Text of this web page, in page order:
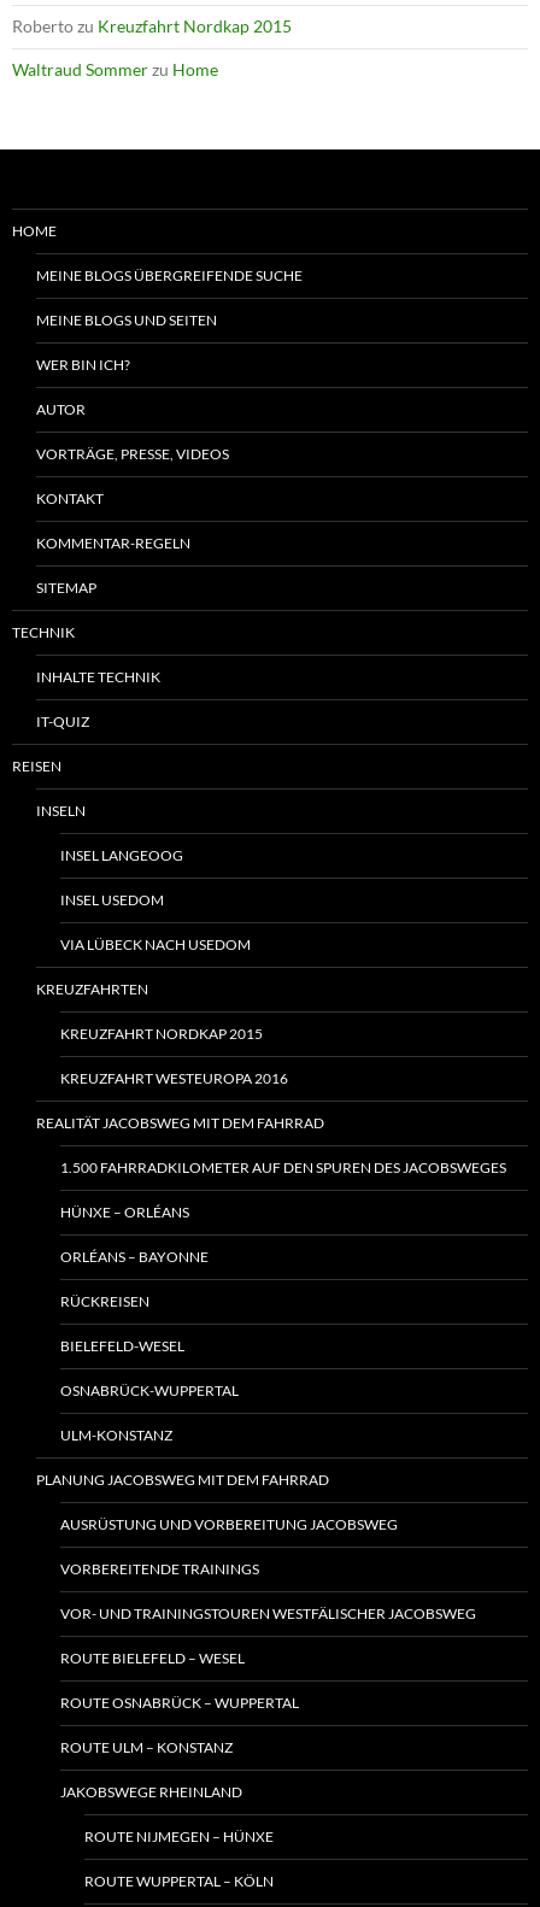
Robertozu Kreuzfahrt Nordkap 2015
Waltraud Sommerzu Home
HOME
MEINE BLOGS ÜBERGREIFENDE SUCHE
MEINE BLOGS UND SEITEN
WER BIN ICH?
AUTOR
VORTRÄGE, PRESSE, VIDEOS
KONTAKT
KOMMENTAR-REGELN
SITEMAP
TECHNIK
INHALTE TECHNIK
IT-QUIZ
REISEN
INSELN
INSEL LANGEOOG
INSEL USEDOM
VIA LÜBECK NACH USEDOM
KREUZFAHRTEN
KREUZFAHRT NORDKAP 2015
KREUZFAHRT WESTEUROPA 2016
REALITÄT JACOBSWEG MIT DEM FAHRRAD
1.500 FAHRRADKILOMETER AUF DEN SPUREN DES JACOBSWEGES
HÜNXE – ORLÉANS
ORLÉANS – BAYONNE
RÜCKREISEN
BIELEFELD-WESEL
OSNABRÜCK-WUPPERTAL
ULM-KONSTANZ
PLANUNG JACOBSWEG MIT DEM FAHRRAD
AUSRÜSTUNG UND VORBEREITUNG JACOBSWEG
VORBEREITENDE TRAININGS
VOR- UND TRAININGSTOUREN WESTFÄLISCHER JACOBSWEG
ROUTE BIELEFELD – WESEL
ROUTE OSNABRÜCK – WUPPERTAL
ROUTE ULM – KONSTANZ
JAKOBSWEGE RHEINLAND
ROUTE NIJMEGEN – HÜNXE
ROUTE WUPPERTAL – KÖLN